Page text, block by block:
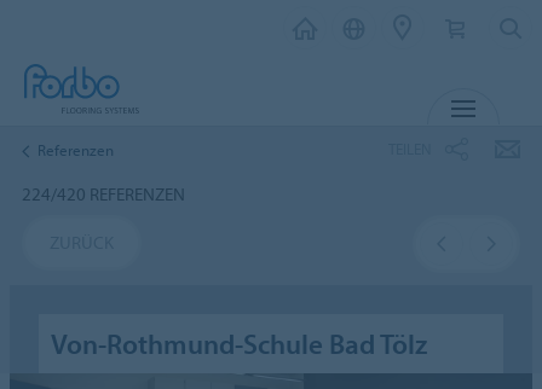
Referenzen
224/420 REFERENZEN
Von-Rothmund-Schule Bad Tölz